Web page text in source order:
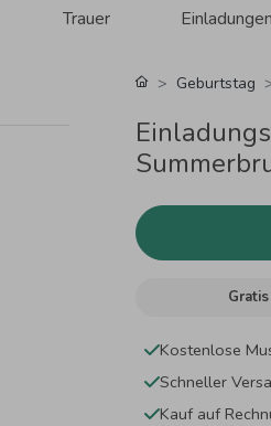
Trauer Einladungen
Geburtstag
Kostenlose
Schneller
Kauf auf